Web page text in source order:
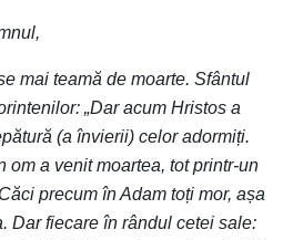
mai teamă de moarte. Sfântul
„Dar acum Hristos a
(a învierii) celor adormiți.
om a venit moartea, tot printr-un
precum în Adam toți mor, așa
Dar fiecare în rândul cetei sale: